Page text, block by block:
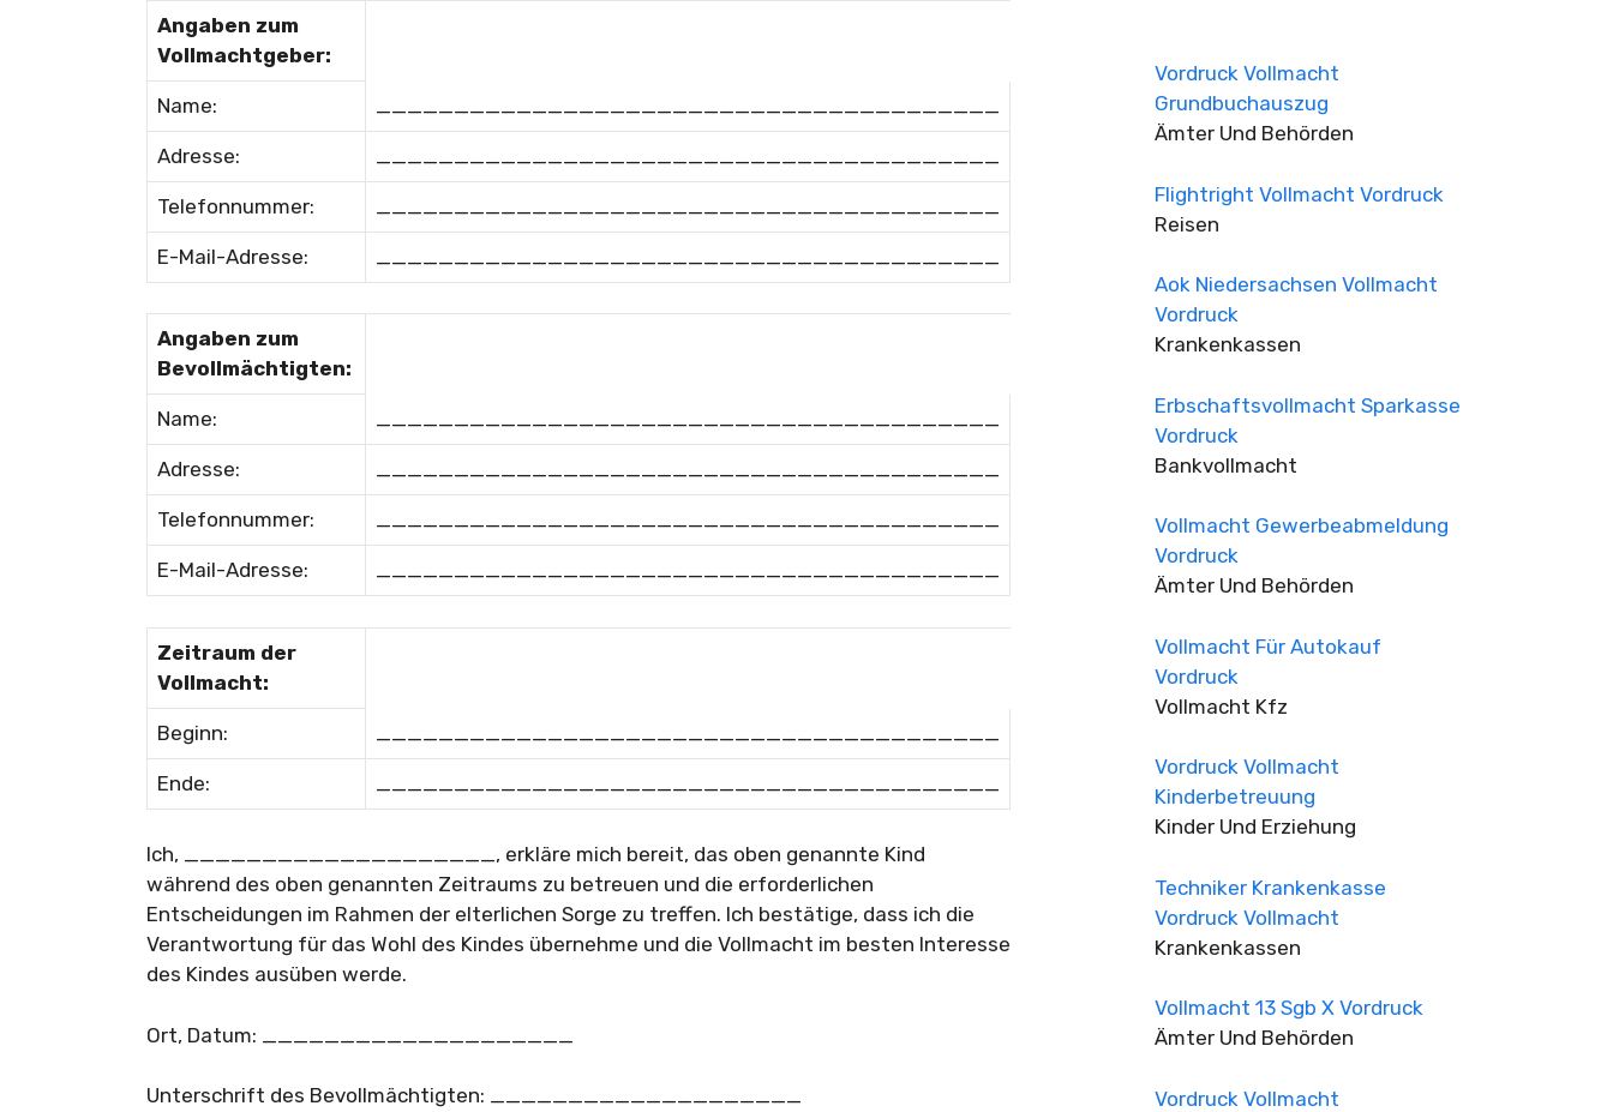
Angaben zum
Vollmachtgeber:
Name:
Adresse:
Telefonnummer:
E-Mail-Adresse:
Angaben zum
Bevollmächtigten:
Name: ________________________________________
Adresse: ________________________________________
Telefonnummer: ________________________________________
E-Mail-Adresse: ________________________________________
Zeitraum der
Vollmacht:
Beginn:
Ende:
Ich, ____________________, erkläre mich bereit, das oben genannte Kind
während des oben genannten Zeitraums zu betreuen und die erforderlichen
Entscheidungen im Rahmen der elterlichen Sorge zu treffen. Ich bestätige, dass ich die
Verantwortung für das Wohl des Kindes übernehme und die Vollmacht im besten Interesse
des Kindes ausüben werde.
Ort, Datum: ____________________
Unterschrift des Bevollmächtigten: ____________________
Vordruck Vollmacht
Grundbuchauszug
Ämter Und Behörden
Flightright Vollmacht Vordruck
Reisen
Aok Niedersachsen Vollmacht
Vordruck
Krankenkassen
Erbschaftsvollmacht Sparkasse
Vordruck
Bankvollmacht
Vollmacht Gewerbeabmeldung
Vordruck
Ämter Und Behörden
Vollmacht Für Autokauf
Vordruck
Vollmacht Kfz
Vordruck Vollmacht
Kinderbetreuung
Kinder Und Erziehung
Techniker Krankenkasse
Vordruck Vollmacht
Krankenkassen
Vollmacht 13 Sgb X Vordruck
Ämter Und Behörden
Vordruck Vollmacht